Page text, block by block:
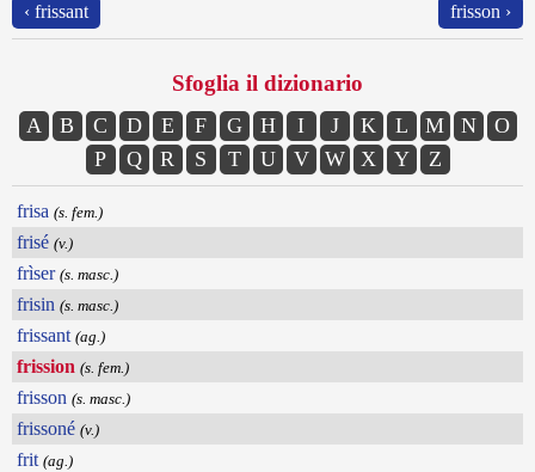
‹ frissant frisson ›
Sfoglia il dizionario
A B C D E F G H I J K L M N
O
P
Q R S T U V W X Y Z
frisa (s. fem.)
frisé (v.)
frìser (s. masc.)
frisin (s. masc.)
frissant (ag.)
frission (s. fem.)
frisson (s. masc.)
frissoné (v.)
frit (ag.)